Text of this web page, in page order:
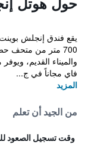
يقع فندق إنجلش
700 متر من متحف
والميناء القديم،
فاي مجاناً في ج...
المزيد
من الجيد أن تعلم
وقت تسجيل الصعود